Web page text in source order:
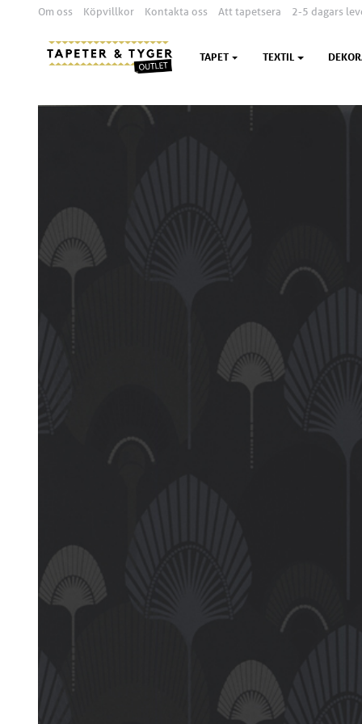
Om oss Köpvillkor Kontakta oss Att tapetsera 2-5 dagars
TAPET TEXTIL